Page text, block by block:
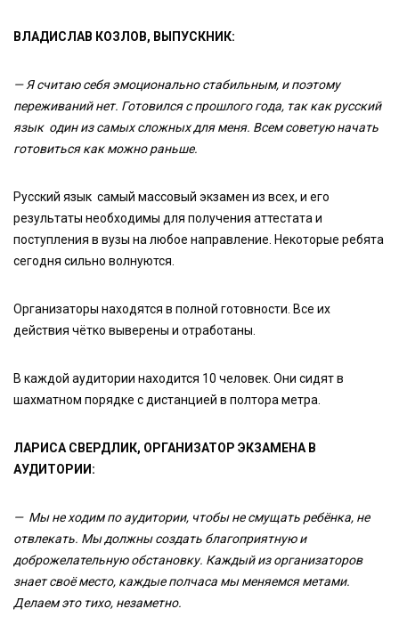
ВЛАДИСЛАВ КОЗЛОВ, ВЫПУСКНИК:
— Я считаю себя эмоционально стабильным, и поэтому
переживаний нет. Готовился с прошлого года, так как русский
язык один из самых сложных для меня. Всем советую начать
готовиться как можно раньше.
Русский язык самый массовый экзамен из всех, и его
результаты необходимы для получения аттестата и
поступления в вузы на любое направление. Некоторые ребята
сегодня сильно волнуются.
Организаторы находятся в полной готовности. Все их
действия чётко выверены и отработаны.
В каждой аудитории находится 10 человек. Они сидят в
шахматном порядке с дистанцией в полтора метра.
ЛАРИСА СВЕРДЛИК, ОРГАНИЗАТОР ЭКЗАМЕНА В
АУДИТОРИИ:
— Мы не ходим по аудитории, чтобы не смущать ребёнка, не
отвлекать. Мы должны создать благоприятную и
доброжелательную обстановку. Каждый из организаторов
знает своё место, каждые полчаса мы меняемся метами.
Делаем это тихо, незаметно.